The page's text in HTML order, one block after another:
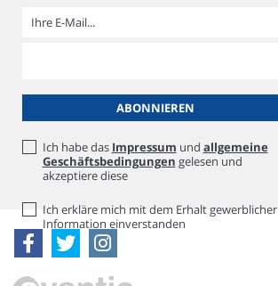
Ich habe das Impressum und allgemeine
Geschäftsbedingungen gelesen und
akzeptiere diese
Ich erkläre mich mit dem Erhalt gewerblicher
Information einverstanden